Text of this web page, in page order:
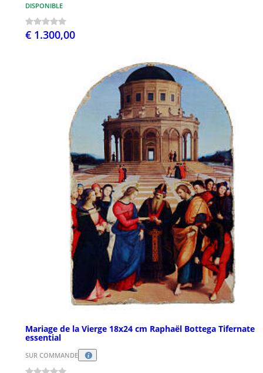
DISPONIBLE
€ 1.300,00
Mariage de la Vierge 18x24 cm Raphaël Bottega Tifernate
essential
SUR COMMANDE